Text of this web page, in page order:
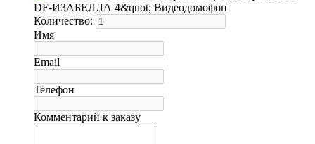
DF-ИЗАБЕЛЛА 4&quot; Видеодомофон
Количество:
Имя
Email
Телефон
Комментарий к заказу